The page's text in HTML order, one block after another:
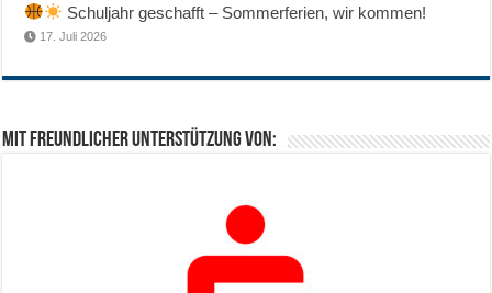
Schuljahr geschafft – Sommerferien, wir kommen!
17. Juli 2026
Mit freundlicher Unterstützung von: